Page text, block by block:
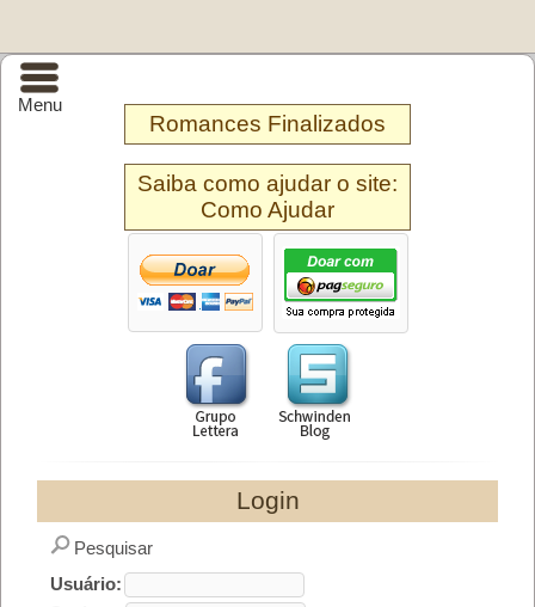
Menu
Romances Finalizados
Saiba como ajudar o site:
Como Ajudar
Login
Pesquisar
Usuário: